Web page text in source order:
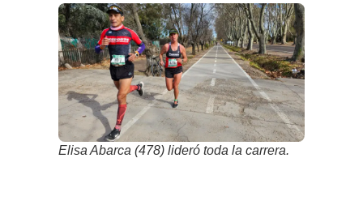
Elisa Abarca (478) lideró toda la carrera.